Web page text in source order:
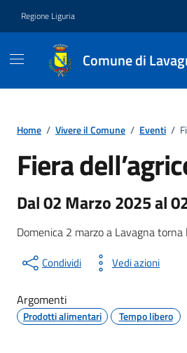
Regione Liguria
Comune di
Home / Vivere il Comune / Eventi /
Fiera
Evento
Dal 02 Marzo 2025 al
Domenica 2 marzo a Lavagna
Condividi Vedi azioni
Argomenti
Prodotti alimentari Tempo libero